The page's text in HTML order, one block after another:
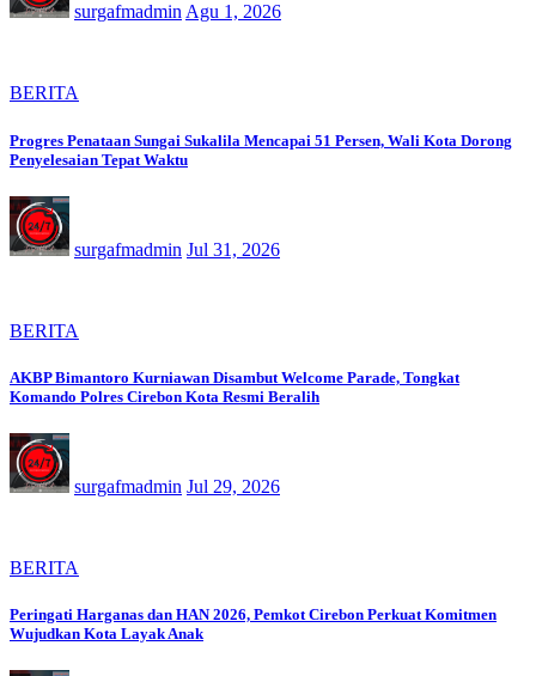
surgafmadmin Agu 1, 2026
BERITA
Progres Penataan Sungai Sukalila Mencapai 51 Persen, Wali Kota Dorong
Penyelesaian Tepat Waktu
surgafmadmin Jul 31, 2026
BERITA
AKBP Bimantoro Kurniawan Disambut Welcome Parade, Tongkat
Komando Polres Cirebon Kota Resmi Beralih
surgafmadmin Jul 29, 2026
BERITA
Peringati Harganas dan HAN 2026, Pemkot Cirebon Perkuat Komitmen
Wujudkan Kota Layak Anak